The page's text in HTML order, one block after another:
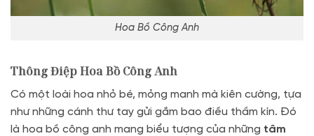
Hoa Bồ Công Anh
Thông Điệp Hoa Bồ Công Anh
Có một loài hoa nhỏ bé, mỏng manh mà kiên cường, tựa
như những cánh thư tay gửi gắm bao điều thầm kín. Đó
là hoa bồ công anh mang biểu tượng của những tâm